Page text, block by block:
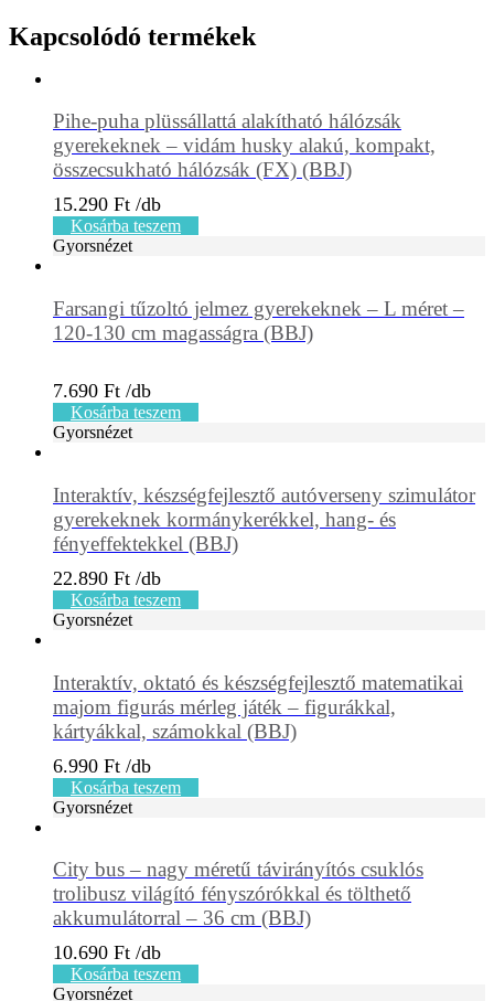
Kapcsolódó termékek
Pihe-puha plüssállattá alakítható hálózsák
gyerekeknek – vidám husky alakú, kompakt,
összecsukható hálózsák (FX) (BBJ)
15.290 Ft
Kosárba teszem
Gyorsnézet
Farsangi tűzoltó jelmez gyerekeknek – L méret –
120-130 cm magasságra (BBJ)
7.690 Ft
Kosárba teszem
Gyorsnézet
Interaktív, készségfejlesztő autóverseny szimulátor
gyerekeknek kormánykerékkel, hang- és
fényeffektekkel (BBJ)
22.890 Ft
Kosárba teszem
Gyorsnézet
Interaktív, oktató és készségfejlesztő matematikai
majom figurás mérleg játék – figurákkal,
kártyákkal, számokkal (BBJ)
6.990 Ft
Kosárba teszem
Gyorsnézet
City bus – nagy méretű távirányítós csuklós
trolibusz világító fényszórókkal és tölthető
akkumulátorral – 36 cm (BBJ)
10.690 Ft
Kosárba teszem
Gyorsnézet